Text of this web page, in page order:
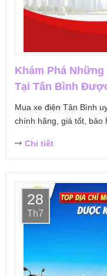
Khám Phá
Tại Tân Bình
Mua xe điện Tân Bình
chính hãng, giá tốt, bảo
Chi tiết
28
Th7